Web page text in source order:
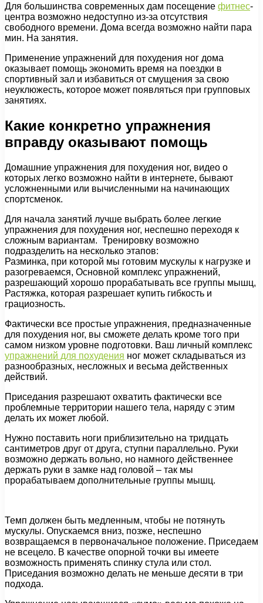
Для большинства современных дам посещение фитнес-
центра возможно недоступно из-за отсутствия
свободного времени. Дома всегда возможно найти пара
мин. На занятия.
Применение упражнений для похудения ног дома
оказывает помощь экономить время на поездки в
спортивный зал и избавиться от смущения за свою
неуклюжесть, которое может появляться при групповых
занятиях.
Какие конкретно упражнения
вправду оказывают помощь
Домашние упражнения для похудения ног, видео о
которых легко возможно найти в интернете, бывают
усложненными или вычисленными на начинающих
спортсменок.
Для начала занятий лучше выбрать более легкие
упражнения для похудения ног, неспешно переходя к
сложным вариантам. Тренировку возможно
подразделить на несколько этапов:
Разминка, при которой мы готовим мускулы к нагрузке и
разогреваемся, Основной комплекс упражнений,
разрешающий хорошо прорабатывать все группы мышц,
Растяжка, которая разрешает купить гибкость и
грациозность.
Фактически все простые упражнения, предназначенные
для похудения ног, вы сможете делать кроме того при
самом низком уровне подготовки. Ваш личный комплекс
упражнений для похудения ног может складываться из
разнообразных, несложных и весьма действенных
действий.
Приседания разрешают охватить фактически все
проблемные территории нашего тела, наряду с этим
делать их может любой.
Нужно поставить ноги приблизительно на тридцать
сантиметров друг от друга, ступни параллельно. Руки
возможно держать вольно, но намного действеннее
держать руки в замке над головой – так мы
прорабатываем дополнительные группы мышц.
Темп должен быть медленным, чтобы не потянуть
мускулы. Опускаемся вниз, позже, неспешно
возвращаемся в первоначальное положение. Приседаем
не всецело. В качестве опорной точки вы имеете
возможность применять спинку стула или стол.
Приседания возможно делать не меньше десяти в три
подхода.